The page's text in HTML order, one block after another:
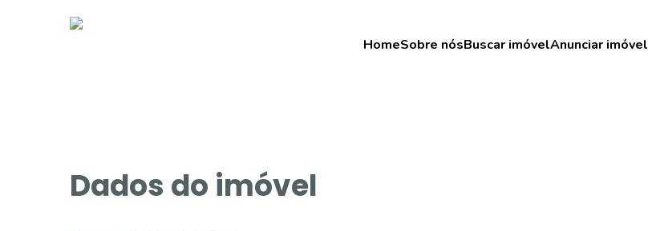
HomeSobre nósBuscar imóvelAnunciar imóvel
Dados do imóvel